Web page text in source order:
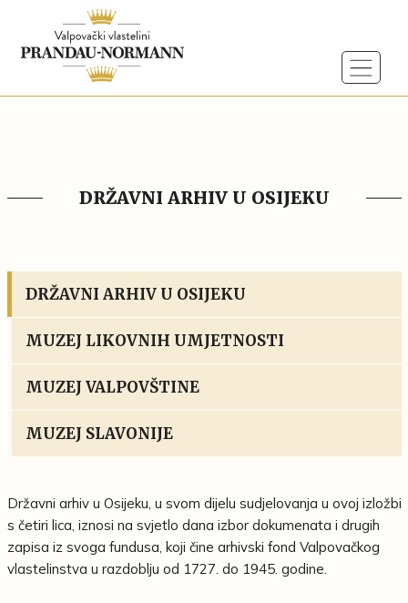
DRŽAVNI ARHIV U OSIJEKU
DRŽAVNI ARHIV U OSIJEKU
MUZEJ LIKOVNIH UMJETNOSTI
MUZEJ VALPOVŠTINE
MUZEJ SLAVONIJE
Državni arhiv u Osijeku, u svom dijelu sudjelovanja u ovoj izložbi
s četiri lica, iznosi na svjetlo dana izbor dokumenata i drugih
zapisa iz svoga fundusa, koji čine arhivski fond Valpovačkog
vlastelinstva u razdoblju od 1727. do 1945. godine.